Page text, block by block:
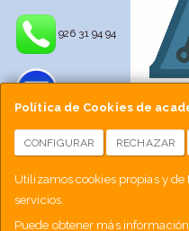
Política de Cookies de
CONFIGURAR RECHAZAR
Utilizamos cookies propias y
servicios.
Puede obtener más
926 31 94 94